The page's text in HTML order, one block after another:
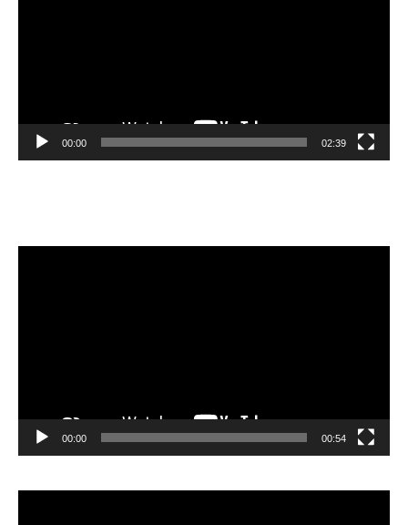
00:00 02:39
00:00 00:54